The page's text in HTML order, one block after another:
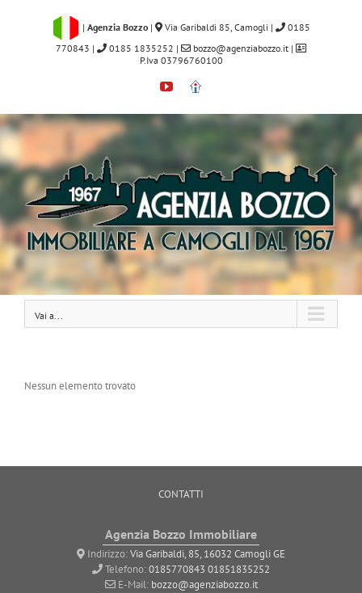
| Agenzia Bozzo | Via Garibaldi 85, Camogli |
0185
770843 | 0185 1835252 | bozzo@agenziabozzo.it|
P.Iva 03796760100
YouTube
Immobiliare.it
Vai a...
Nessun elemento trovato
CONTATTI
Agenzia Bozzo Immobiliare
Indirizzo:Via Garibaldi, 85, 16032 Camogli GE
Telefono:0185770843 01851835252
E-Mail: bozzo@agenziabozzo.it